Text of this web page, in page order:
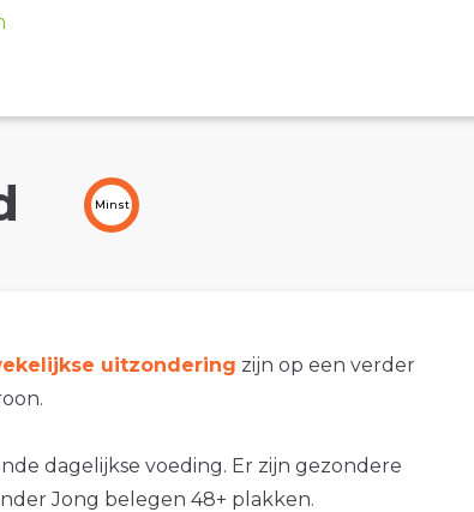
Minst
uitzondering zijn op een verder
dagelijkse voeding. Er zijn gezondere
Jong belegen 48+ plakken.